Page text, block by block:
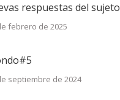
respuestas del sujeto
febrero de 2025
septiembre de 2024